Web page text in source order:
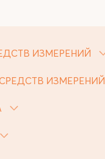
ИЗМЕРЕНИЙ
ИЗМЕРЕНИЙ